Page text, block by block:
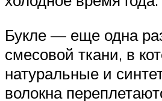
Букле — еще одна
смесовой ткани, в
натуральные и
волокна